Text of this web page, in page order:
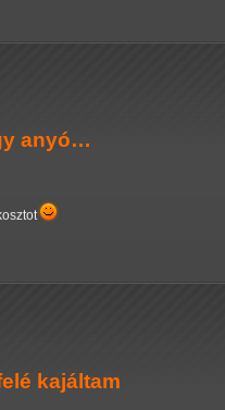
anyó…
kajáltam